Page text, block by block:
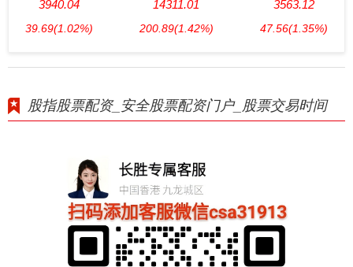
3940.04
39.69(1.02%)
14311.01
200.89(1.42%)
3563.12
47.56(1.35%)
股指股票配资_安全股票配资门户_股票交易时间